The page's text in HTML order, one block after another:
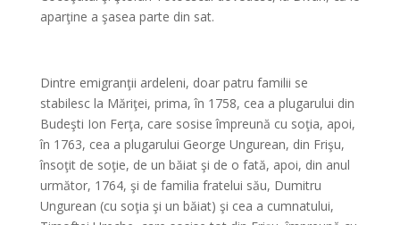
aparţine a şasea parte din sat.
Dintre emigranţii ardeleni, doar patru familii se
stabilesc la Măriţei, prima, în 1758, cea a plugarului din
Budeşti Ion Ferţa, care sosise împreună cu soţia, apoi,
în 1763, cea a plugarului George Ungurean, din Frişu,
însoţit de soţie, de un băiat şi de o fată, apoi, din anul
următor, 1764, şi de familia fratelui său, Dumitru
Ungurean (cu soţia şi un băiat) şi cea a cumnatului,